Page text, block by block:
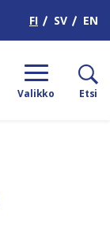
FI SV EN
Valikko Etsi